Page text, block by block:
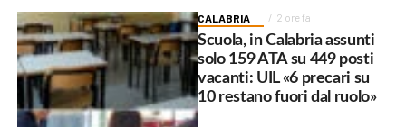
CALABRIA 2 ore fa
Scuola, in Calabria assunti
solo 159 ATA su 449 posti
vacanti: UIL «6 precari su
10 restano fuori dal ruolo»